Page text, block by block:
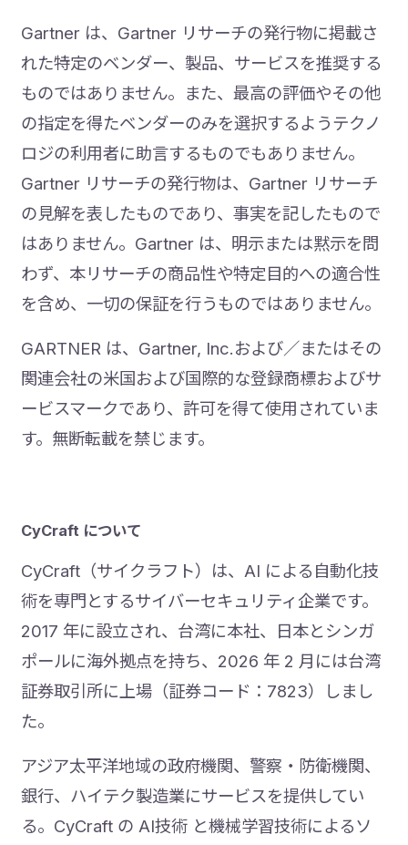
Gartner は、Gartner リサーチの発行物に掲載さ
れた特定のベンダー、製品、サービスを推奨する
ものではありません。また、最高の評価やその他
の指定を得たベンダーのみを選択するようテクノ
ロジの利用者に助言するものでもありません。
Gartner リサーチの発行物は、Gartner リサーチ
の見解を表したものであり、事実を記したもので
はありません。Gartner は、明示または黙示を問
わず、本リサーチの商品性や特定目的への適合性
を含め、一切の保証を行うものではありません。
GARTNER は、Gartner, Inc.および／またはその
関連会社の米国および国際的な登録商標およびサ
ービスマークであり、許可を得て使用されていま
す。無断転載を禁じます。
CyCraft について
CyCraft（サイクラフト）は、AI による自動化技
術を専門とするサイバーセキュリティ企業です。
2017 年に設立され、台湾に本社、日本とシンガ
ポールに海外拠点を持ち、2026 年 2 月には台湾
証券取引所に上場（証券コード：7823）しまし
た。
アジア太平洋地域の政府機関、警察・防衛機関、
銀行、ハイテク製造業にサービスを提供してい
る。CyCraft の AI技術 と機械学習技術によるソ